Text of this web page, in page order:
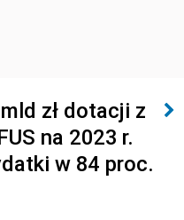
zł dotacji z
na 2023 r.
w 84 proc.